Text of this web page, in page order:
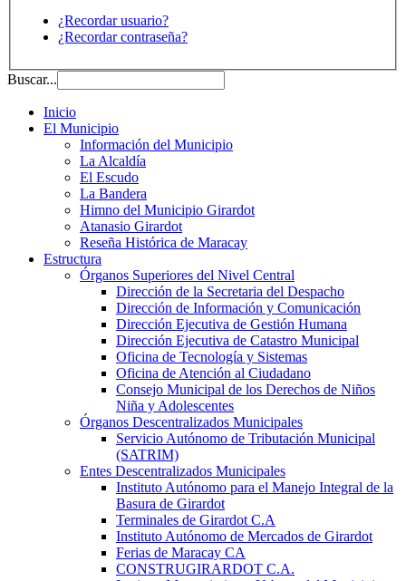
¿Recordar usuario?
¿Recordar contraseña?
Buscar...
Inicio
El Municipio
Información del Municipio
La Alcaldía
El Escudo
La Bandera
Himno del Municipio Girardot
Atanasio Girardot
Reseña Histórica de Maracay
Estructura
Órganos Superiores del Nivel Central
Dirección de la Secretaria del Despacho
Dirección de Información y Comunicación
Dirección Ejecutiva de Gestión Humana
Dirección Ejecutiva de Catastro Municipal
Oficina de Tecnología y Sistemas
Oficina de Atención al Ciudadano
Consejo Municipal de los Derechos de Niños
Niña y Adolescentes
Órganos Descentralizados Municipales
Servicio Autónomo de Tributación Municipal
(SATRIM)
Entes Descentralizados Municipales
Instituto Autónomo para el Manejo Integral de la
Basura de Girardot
Terminales de Girardot C.A
Instituto Autónomo de Mercados de Girardot
Ferias de Maracay CA
CONSTRUGIRARDOT C.A.